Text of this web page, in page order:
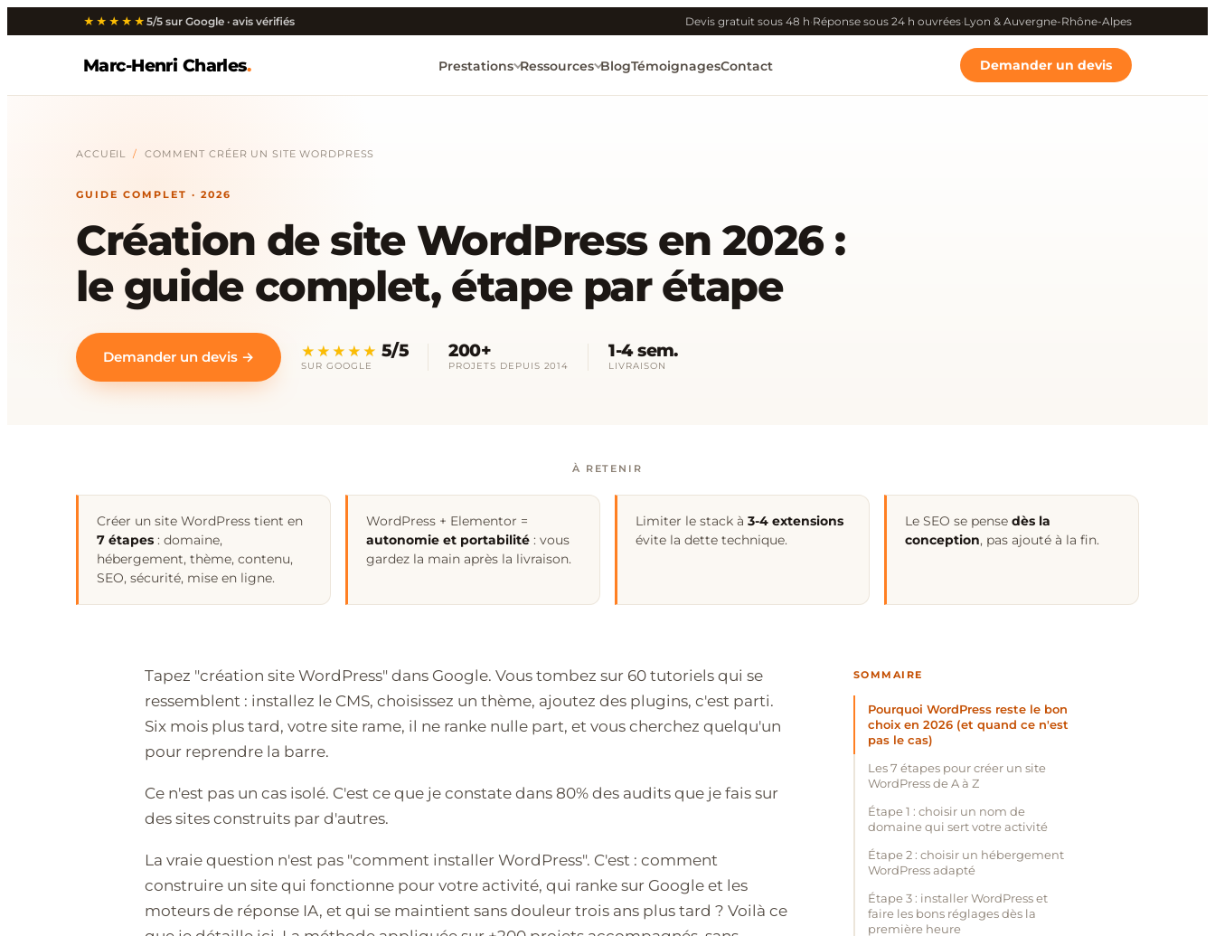
★★★★★ 5/5 sur Google · avis vérifiés Devis gratuit sous 48 h·Réponse sous 24 h ouvrées·Lyon & Auvergne-Rhône-Alpes
Marc-Henri Charles. Prestations Ressources BlogTémoignagesContact Demander un devis
ACCUEIL / COMMENT CRÉER UN SITE WORDPRESS
GUIDE COMPLET · 2026
Création de site WordPress en 2026 :
le guide complet, étape par étape
Demander un devis → ★★★★★ 5/5
SUR GOOGLE
200+
PROJETS DEPUIS 2014
1-4 sem.
LIVRAISON
À RETENIR
Créer un site WordPress tient en
7 étapes : domaine,
hébergement, thème, contenu,
SEO, sécurité, mise en ligne.
WordPress + Elementor =
autonomie et portabilité : vous
gardez la main après la livraison.
Limiter le stack à 3-4 extensions
évite la dette technique.
Le SEO se pense dès la
conception, pas ajouté à la fin.
Tapez "création site WordPress" dans Google. Vous tombez sur 60 tutoriels qui se
ressemblent : installez le CMS, choisissez un thème, ajoutez des plugins, c'est parti.
Six mois plus tard, votre site rame, il ne ranke nulle part, et vous cherchez quelqu'un
pour reprendre la barre.
Ce n'est pas un cas isolé. C'est ce que je constate dans 80% des audits que je fais sur
des sites construits par d'autres.
La vraie question n'est pas "comment installer WordPress". C'est : comment
construire un site qui fonctionne pour votre activité, qui ranke sur Google et les
moteurs de réponse IA, et qui se maintient sans douleur trois ans plus tard ? Voilà ce
SOMMAIRE
Pourquoi WordPress reste le bon
choix en 2026 (et quand ce n'est
pas le cas)
Les 7 étapes pour créer un site
WordPress de A à Z
Étape 1 : choisir un nom de
domaine qui sert votre activité
Étape 2 : choisir un hébergement
WordPress adapté
Étape 3 : installer WordPress et
faire les bons réglages dès la
première heure